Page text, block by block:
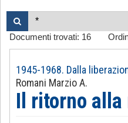
1945-1968 Dalla liberazione
1968-2022 Dalla
-
Documenti trovati: 16
1945-1968. Dalla
Romani Marzio A.
Il ritorno